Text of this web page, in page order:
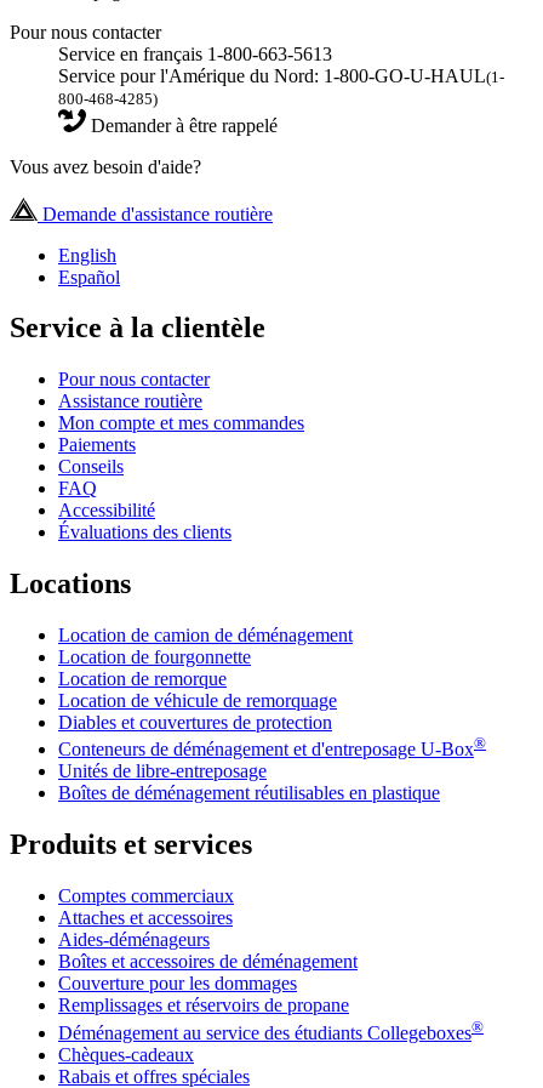
Pour nous contacter
Service en français 1-800-663-5613
Service pour l'Amérique du Nord: 1-800-GO-U-HAUL(1-
800-468-4285)
Demander à être rappelé
Vous avez besoin d'aide?
Demande d'assistance routière
English
Español
Service à la clientèle
Pour nous contacter
Assistance routière
Mon compte et mes commandes
Paiements
Conseils
FAQ
Accessibilité
Évaluations des clients
Locations
Location de camion de déménagement
Location de fourgonnette
Location de remorque
Location de véhicule de remorquage
Diables et couvertures de protection
Conteneurs de déménagement et d'entreposage U-Box®
Unités de libre-entreposage
Boîtes de déménagement réutilisables en plastique
Produits et services
Comptes commerciaux
Attaches et accessoires
Aides-déménageurs
Boîtes et accessoires de déménagement
Couverture pour les dommages
Remplissages et réservoirs de propane
Déménagement au service des étudiants Collegeboxes®
Chèques-cadeaux
Rabais et offres spéciales